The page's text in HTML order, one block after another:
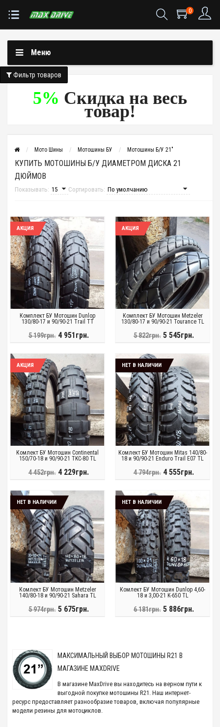
0
Меню
5% Скидка на весь
товар!
Мото Шины Мотошины БУ Мотошины Б/У 21"
КУПИТЬ МОТОШИНЫ Б/У ДИАМЕТРОМ ДИСКА 21
ДЮЙМОВ
Показывать: Сортировать:
АКЦИЯ
Комплект БУ Мотошин Dunlop
130/80-17 и 90/90-21 Trail TT
5 199грн. 4 951грн.
АКЦИЯ
Комплект БУ Мотошин Metzeler
130/80-17 и 90/90-21 Tourance TL
5 822грн. 5 545грн.
АКЦИЯ
Комлект БУ Мотошин Continental
150/70-18 и 90/90-21 TKC-80 TL
4 452грн. 4 229грн.
НЕТ В НАЛИЧИИ
Комлект БУ Мотошин Mitas 140/80-
18 и 90/90-21 Enduro Trail E07 TL
4 794грн. 4 555грн.
НЕТ В НАЛИЧИИ
Комлект БУ Мотошин Metzeler
140/80-18 и 90/90-21 Sahara TL
5 974грн. 5 675грн.
НЕТ В НАЛИЧИИ
Комлект БУ Мотошин Dunlop 4,60-
18 и 3,00-21 K-650 TL
6 181грн. 5 886грн.
МАКСИМАЛЬНЫЙ ВЫБОР МОТОШИНЫ R21 В
МАГАЗИНЕ MAXDRIVE
В магазине MaxDrive вы находитесь на верном пути к
выгодной покупке мотошины R21. Наш интернет-
ресурс предоставляет разнообразие товаров, включая популярные
модели резины для мотоциклов.
Фильтр товаров